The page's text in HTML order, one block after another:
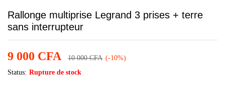
Rallonge multiprise Legrand 3 prises + terre
sans interrupteur
9 000 CFA 10 000CFA (-10%)
Status: Rupture de stock